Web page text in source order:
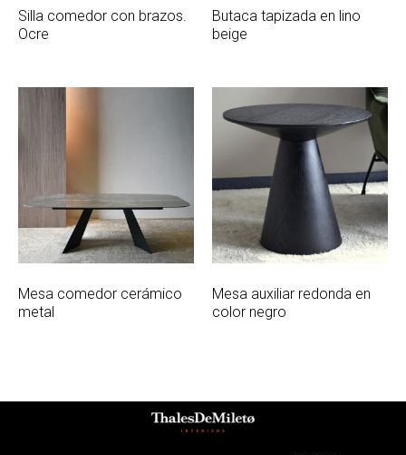
Silla comedor con brazos.
Ocre
Butaca tapizada en lino
beige
Mesa comedor cerámico
metal
Mesa auxiliar redonda en
color negro